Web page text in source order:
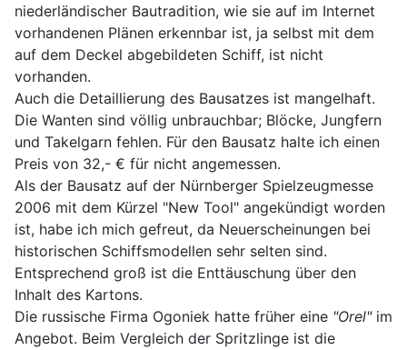
niederländischer Bautradition, wie sie auf im Internet
vorhandenen Plänen erkennbar ist, ja selbst mit dem
auf dem Deckel abgebildeten Schiff, ist nicht
vorhanden.
Auch die Detaillierung des Bausatzes ist mangelhaft.
Die Wanten sind völlig unbrauchbar; Blöcke, Jungfern
und Takelgarn fehlen. Für den Bausatz halte ich einen
Preis von 32,- € für nicht angemessen.
Als der Bausatz auf der Nürnberger Spielzeugmesse
2006 mit dem Kürzel "New Tool" angekündigt worden
ist, habe ich mich gefreut, da Neuerscheinungen bei
historischen Schiffsmodellen sehr selten sind.
Entsprechend groß ist die Enttäuschung über den
Inhalt des Kartons.
Die russische Firma Ogoniek hatte früher eine "Orel"im
Angebot. Beim Vergleich der Spritzlinge ist die